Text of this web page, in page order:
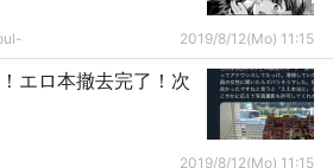
2019/8/12(Mo) 11:15
エロ本撤去完了！次
2019/8/12(Mo) 11:15